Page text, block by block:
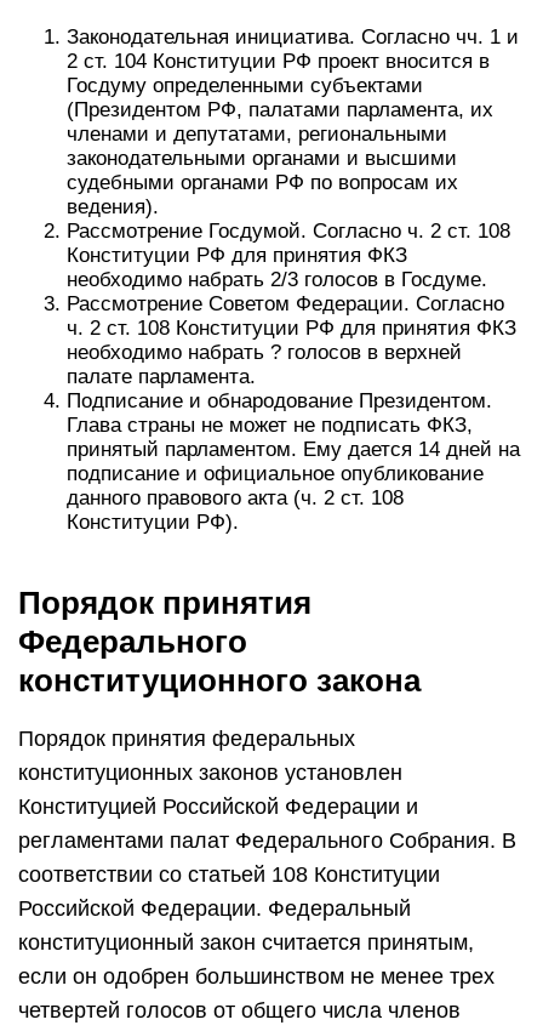
Законодательная инициатива. Согласно чч. 1 и
2 ст. 104 Конституции РФ проект вносится в
Госдуму определенными субъектами
(Президентом РФ, палатами парламента, их
членами и депутатами, региональными
законодательными органами и высшими
судебными органами РФ по вопросам их
ведения).
Рассмотрение Госдумой. Согласно ч. 2 ст. 108
Конституции РФ для принятия ФКЗ
необходимо набрать 2/3 голосов в Госдуме.
Рассмотрение Советом Федерации. Согласно
ч. 2 ст. 108 Конституции РФ для принятия ФКЗ
необходимо набрать ? голосов в верхней
палате парламента.
Подписание и обнародование Президентом.
Глава страны не может не подписать ФКЗ,
принятый парламентом. Ему дается 14 дней на
подписание и официальное опубликование
данного правового акта (ч. 2 ст. 108
Конституции РФ).
Порядок принятия
Федерального
конституционного закона
Порядок принятия федеральных
конституционных законов установлен
Конституцией Российской Федерации и
регламентами палат Федерального Собрания. В
соответствии со статьей 108 Конституции
Российской Федерации. Федеральный
конституционный закон считается принятым,
если он одобрен большинством не менее трех
четвертей голосов от общего числа членов